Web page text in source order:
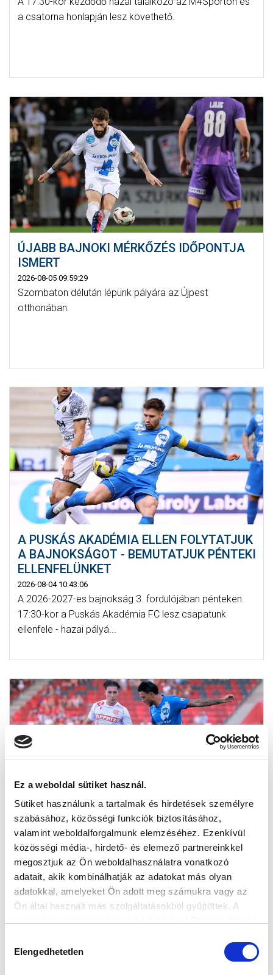
Ez a weboldal sütiket használ.
Sütiket használunk a tartalmak és hirdetések személyre
szabásához, közösségi funkciók biztosításához,
valamint weboldalforgalmunk elemzéséhez. Ezenkívül
közösségi média-, hirdető- és elemező partnereinkkel
megosztjuk az Ön weboldalhasználatra vonatkozó
adatait, akik kombinálhatják az adatokat más olyan
adatokkal, amelyeket Ön adott meg számukra vagy az
Ön által használt más szolgáltatásokból gyűjtöttek. A
kiválasztása
Elengedhetetlen
a csatorna honlapján lesz követhető.
ÚJABB BAJNOKI MÉRKŐZÉS IDŐPONTJA
ISMERT
2026-08-05 09:59:29
Szombaton délután lépünk pályára az Újpest
otthonában.
A PUSKÁS AKADÉMIA ELLEN FOLYTATJUK
A BAJNOKSÁGOT - BEMUTATJUK PÉNTEKI
ELLENFELÜNKET
2026-08-04 10:43:06
A 2026-2027-es bajnokság 3. fordulójában pénteken
17:30-kor a Puskás Akadémia FC lesz csapatunk
ellenfele - hazai pályá...
KÉPGALÉRIA: KISPEST-HONVÉD FC - MTK
BUDAPEST 3-3
2026-08-02 09:15:16
Képeken a Kispest elleni bajnoki meccs.